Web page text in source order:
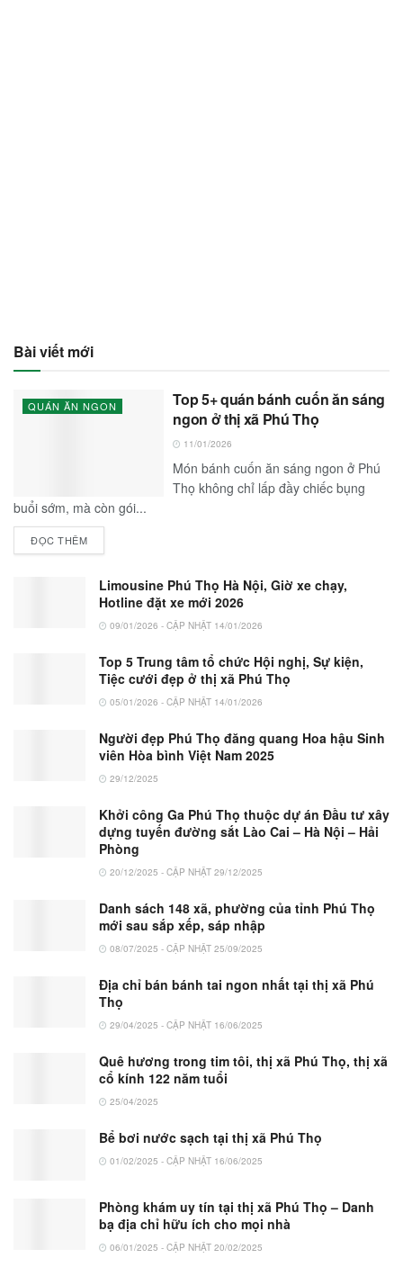
Bài viết mới
QUÁN ĂN NGON
Top 5+ quán bánh cuốn ăn sáng
ngon ở thị xã Phú Thọ
11/01/2026
Món bánh cuốn ăn sáng ngon ở Phú
Thọ không chỉ lấp đầy chiếc bụng
buổi sớm, mà còn gói...
ĐỌC THÊM
Limousine Phú Thọ Hà Nội, Giờ xe chạy,
Hotline đặt xe mới 2026
09/01/2026 - CẬP NHẬT 14/01/2026
Top 5 Trung tâm tổ chức Hội nghị, Sự kiện,
Tiệc cưới đẹp ở thị xã Phú Thọ
05/01/2026 - CẬP NHẬT 14/01/2026
Người đẹp Phú Thọ đăng quang Hoa hậu Sinh
viên Hòa bình Việt Nam 2025
29/12/2025
Khởi công Ga Phú Thọ thuộc dự án Đầu tư xây
dựng tuyến đường sắt Lào Cai – Hà Nội – Hải
Phòng
20/12/2025 - CẬP NHẬT 29/12/2025
Danh sách 148 xã, phường của tỉnh Phú Thọ
mới sau sắp xếp, sáp nhập
08/07/2025 - CẬP NHẬT 25/09/2025
Địa chỉ bán bánh tai ngon nhất tại thị xã Phú
Thọ
29/04/2025 - CẬP NHẬT 16/06/2025
Quê hương trong tim tôi, thị xã Phú Thọ, thị xã
cổ kính 122 năm tuổi
25/04/2025
Bể bơi nước sạch tại thị xã Phú Thọ
01/02/2025 - CẬP NHẬT 16/06/2025
Phòng khám uy tín tại thị xã Phú Thọ – Danh
bạ địa chỉ hữu ích cho mọi nhà
06/01/2025 - CẬP NHẬT 20/02/2025